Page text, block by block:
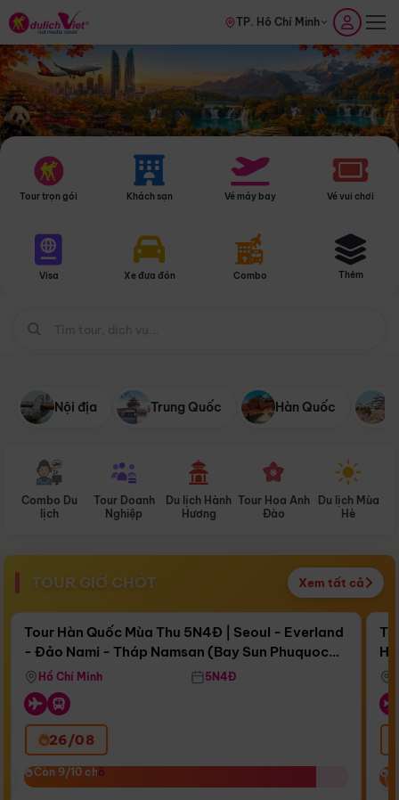
TP. Hồ Chí Minh
Tour trọn gói Khách sạn Vé máy bay Vé vui chơi
Visa Xe đưa đón Combo Thêm
Nội địa Trung Quốc Hàn Quốc
Combo Du
lịch
Tour Doanh
Nghiệp
Du lịch Hành
Hương
Tour Hoa Anh
Đào
Du lịch Mùa
Hè
TOUR GIỜ CHÓT Xem tất cả
Còn16 ngày 08:05:26
Bay Sun Phuquoc Airways
Điểm nổi bật
Tour Hàn Quốc Mùa Thu 5N4Đ | Seoul - Everland
- Đảo Nami - Tháp Namsan (Bay Sun Phuquoc
Airways)
Hồ Chí Minh 5N4Đ
26/08
Còn 9/10 chỗ
Còn 9/10 chỗ